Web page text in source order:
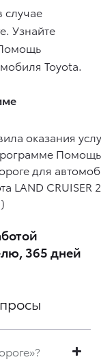
случае
Узнайте
Toyota.
оказания
Помощь
для
LAND CRUISER
365 дней